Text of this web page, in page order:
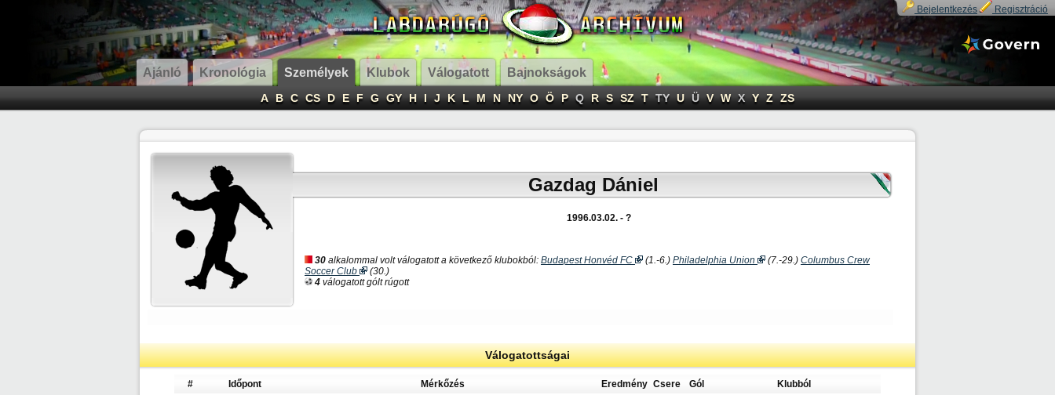
Bejelentkezés Regisztráció
Ajánló Kronológia Személyek Klubok Válogatott Bajnokságok
A B C CS D E F G GY H I J K L M N NY O Ö P Q R S SZ T TY U Ü V W X Y Z ZS
Gazdag Dániel
1996.03.02. - ?
30 alkalommal volt válogatott a következő klubokból: Budapest Honvéd FC (1.-6.) Philadelphia Union (7.-29.) Columbus Crew
Soccer Club
(30.)
4 válogatott gólt rúgott
Válogatottságai
# Időpont Mérkőzés Eredmény Csere Gól
Klubból